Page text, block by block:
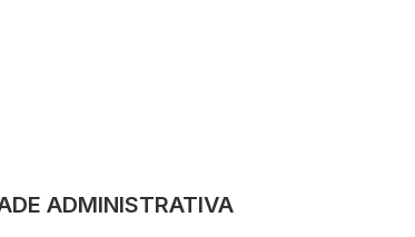
ADMINISTRATIVA